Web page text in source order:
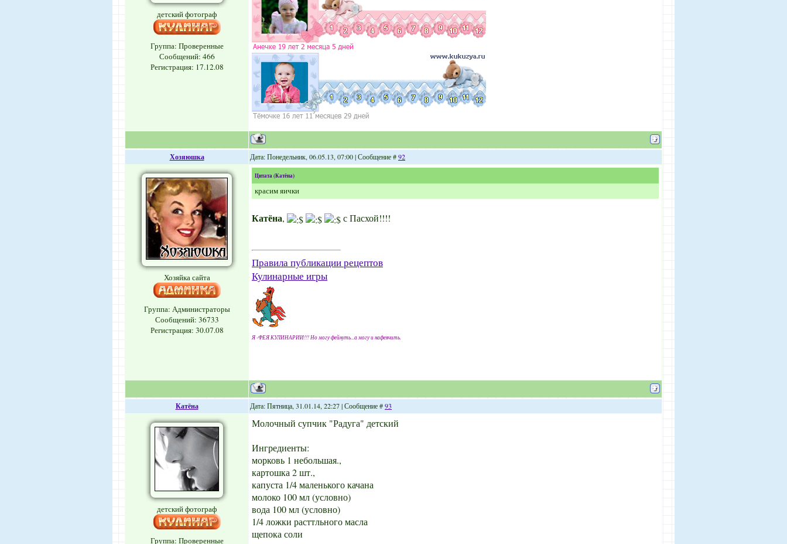
детский фотограф
Группа: Проверенные
Сообщений: 466
Регистрация: 17.12.08
Хозяюшка Дата: Понедельник, 06.05.13, 07:00 | Сообщение #92
Хозяйка сайта
Группа: Администраторы
Сообщений: 36733
Регистрация: 30.07.08
Цитата(Катёна)
красим яички
Катёна, с Пасхой!!!!
Правила публикации рецептов
Кулинарные игры
Я -ФЕЯ КУЛИНАРИИ!!! Но могу фейнуть...а могу и нафеячить.
Катёна Дата: Пятница, 31.01.14, 22:27 | Сообщение #93
детский фотограф
Группа: Проверенные
Молочный супчик "Радуга" детский
Ингредиенты:
морковь 1 небольшая.,
картошка 2 шт.,
капуста 1/4 маленького качана
молоко 100 мл (условно)
вода 100 мл (условно)
1/4 ложки расттльного масла
щепока соли